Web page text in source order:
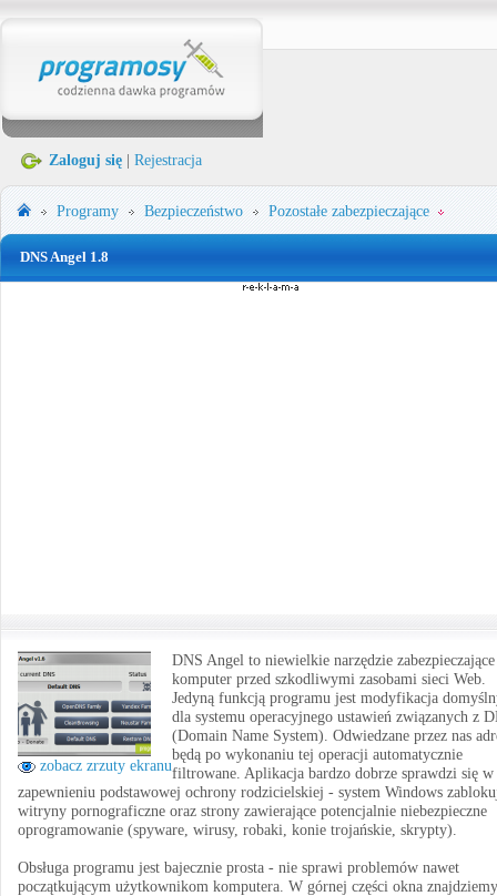
Zaloguj się Rejestracja
Programy Bezpieczeństwo Pozostałe zabezpieczające
DNS Angel 1.8
zobacz zrzuty ekranu
DNS Angel to niewielkie narzędzie zabezpieczające
komputer przed szkodliwymi zasobami sieci Web.
Jedyną funkcją programu jest modyfikacja
dla systemu operacyjnego ustawień związanych z
(Domain Name System). Odwiedzane przez nas
będą po wykonaniu tej operacji automatycznie
filtrowane. Aplikacja bardzo dobrze sprawdzi się w
zapewnieniu podstawowej ochrony rodzicielskiej - system Windows
witryny pornograficzne oraz strony zawierające potencjalnie niebezpieczne
oprogramowanie (spyware, wirusy, robaki, konie trojańskie, skrypty).
Obsługa programu jest bajecznie prosta - nie sprawi problemów nawet
początkującym użytkownikom komputera. W górnej części okna znajdziemy